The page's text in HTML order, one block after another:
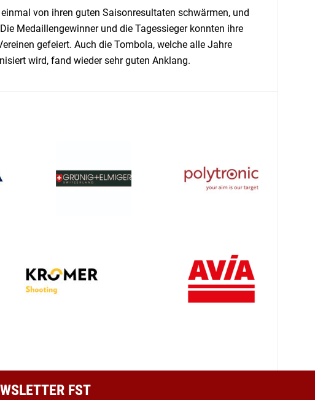
von ihren guten Saisonresultaten schwärmen, und
Medaillengewinner und die Tagessieger konnten ihre
gefeiert. Auch die Tombola, welche alle Jahre
wird, fand wieder sehr guten Anklang.
FST